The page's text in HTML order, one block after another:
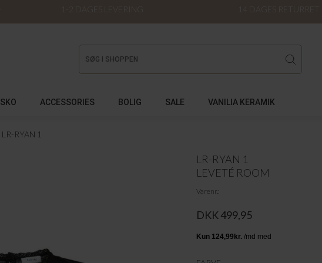
1-2 DAGES LEVERING 14 DAGES RETURRET
SKO ACCESSORIES BOLIG SALE VANILIA KERAMIK
LR-RYAN 1
LR-RYAN 1
LEVETÉ ROOM
Varenr.
DKK 499,95